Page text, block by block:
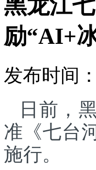
黑龙江
励“AI+
发布时间
日前，
准《七台
施行。